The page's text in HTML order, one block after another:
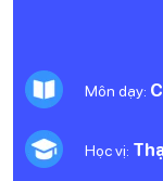
Môn dạy:
Học vị: